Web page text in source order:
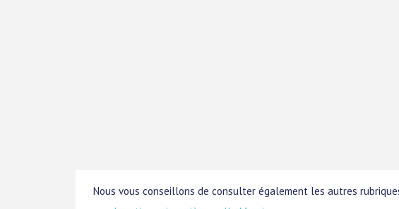
Nous vous conseillons de consulter également les autres